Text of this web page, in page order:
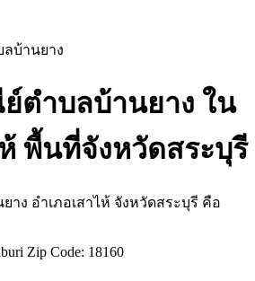
บ้านยาง
ตำบลบ้านยาง ใน
ห้ พื้นที่จังหวัดสระบุรี
ง อำเภอเสาไห้ จังหวัดสระบุรี คือ
Zip Code: 18160